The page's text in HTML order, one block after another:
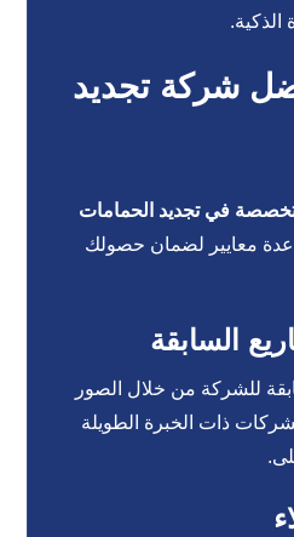
الذكية.
شركة تجديد
في تجديد الحمامات
عدة معايير لضمان حصولك
السابقة
للشركة من خلال الصور
ذات الخبرة الطويلة